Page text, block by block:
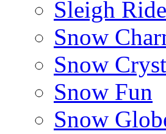
Sleigh Ride
Snow
Snow
Snow Fun
Snow